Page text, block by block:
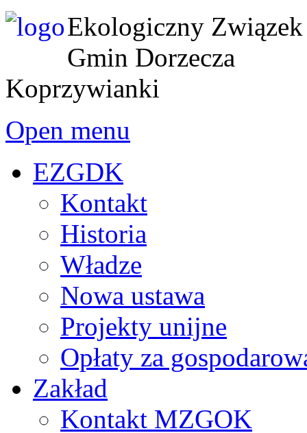
Ekologiczny Związek
Gmin Dorzecza
Koprzywianki
Open menu
EZGDK
Kontakt
Historia
Władze
Nowa ustawa
Projekty unijne
Opłaty za
Zakład
Kontakt MZGOK